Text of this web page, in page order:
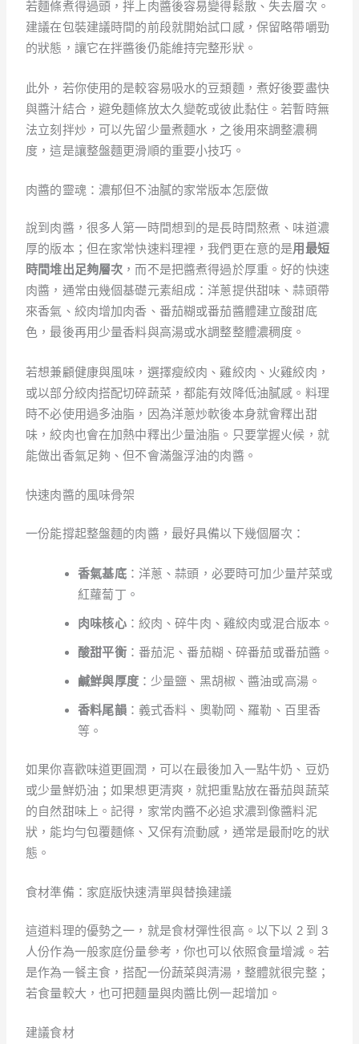
若麵條煮得過頭，拌上肉醬後容易變得鬆散、失去層次。
建議在包裝建議時間的前段就開始試口感，保留略帶嚼勁
的狀態，讓它在拌醬後仍能維持完整形狀。
此外，若你使用的是較容易吸水的豆類麵，煮好後要盡快
與醬汁結合，避免麵條放太久變乾或彼此黏住。若暫時無
法立刻拌炒，可以先留少量煮麵水，之後用來調整濃稠
度，這是讓整盤麵更滑順的重要小技巧。
肉醬的靈魂：濃郁但不油膩的家常版本怎麼做
說到肉醬，很多人第一時間想到的是長時間熬煮、味道濃
厚的版本；但在家常快速料理裡，我們更在意的是用最短
時間堆出足夠層次 ，而不是把醬煮得過於厚重。好的快速
肉醬，通常由幾個基礎元素組成：洋蔥提供甜味、蒜頭帶
來香氣、絞肉增加肉香、番茄糊或番茄醬體建立酸甜底
色，最後再用少量香料與高湯或水調整整體濃稠度。
若想兼顧健康與風味，選擇瘦絞肉、雞絞肉、火雞絞肉，
或以部分絞肉搭配切碎蔬菜，都能有效降低油膩感。料理
時不必使用過多油脂，因為洋蔥炒軟後本身就會釋出甜
味，絞肉也會在加熱中釋出少量油脂。只要掌握火候，就
能做出香氣足夠、但不會滿盤浮油的肉醬。
快速肉醬的風味骨架
一份能撐起整盤麵的肉醬，最好具備以下幾個層次：
香氣基底：洋蔥、蒜頭，必要時可加少量芹菜或
紅蘿蔔丁。
肉味核心：絞肉、碎牛肉、雞絞肉或混合版本。
酸甜平衡：番茄泥、番茄糊、碎番茄或番茄醬。
鹹鮮與厚度：少量鹽、黑胡椒、醬油或高湯。
香料尾韻：義式香料、奧勒岡、羅勒、百里香
等。
如果你喜歡味道更圓潤，可以在最後加入一點牛奶、豆奶
或少量鮮奶油；如果想更清爽，就把重點放在番茄與蔬菜
的自然甜味上。記得，家常肉醬不必追求濃到像醬料泥
狀，能均勻包覆麵條、又保有流動感，通常是最耐吃的狀
態。
食材準備：家庭版快速清單與替換建議
這道料理的優勢之一，就是食材彈性很高。以下以 2 到 3
人份作為一般家庭份量參考，你也可以依照食量增減。若
是作為一餐主食，搭配一份蔬菜與清湯，整體就很完整；
若食量較大，也可把麵量與肉醬比例一起增加。
建議食材